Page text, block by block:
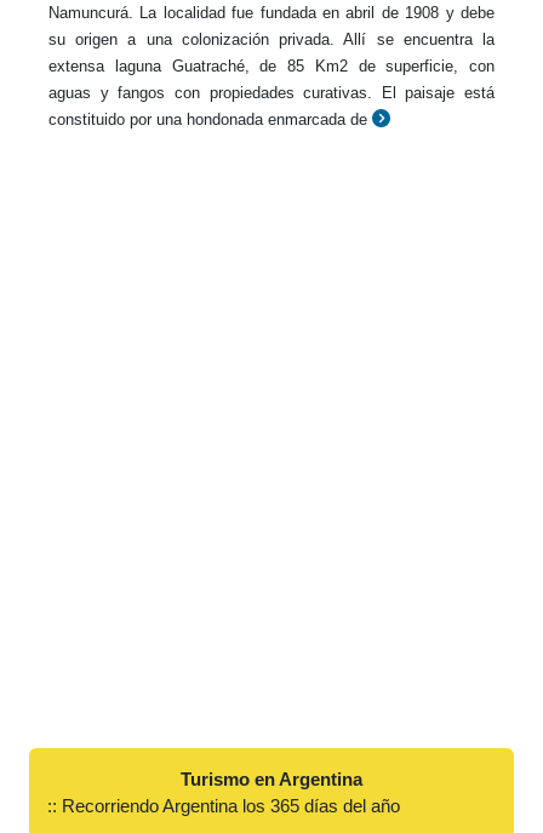
Namuncurá. La localidad fue fundada en abril de 1908 y debe
su origen a una colonización privada. Allí se encuentra la
extensa laguna Guatraché, de 85 Km2 de superficie, con
aguas y fangos con propiedades curativas. El paisaje está
constituido por una hondonada enmarcada de
Turismo en Argentina
:: Recorriendo Argentina los 365 días del año